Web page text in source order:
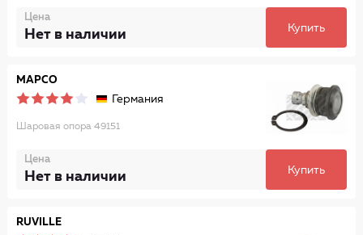
Цена
Нет в наличии Купить
MAPCO
Германия
Шаровая опора 49151
Цена
Нет в наличии Купить
RUVILLE